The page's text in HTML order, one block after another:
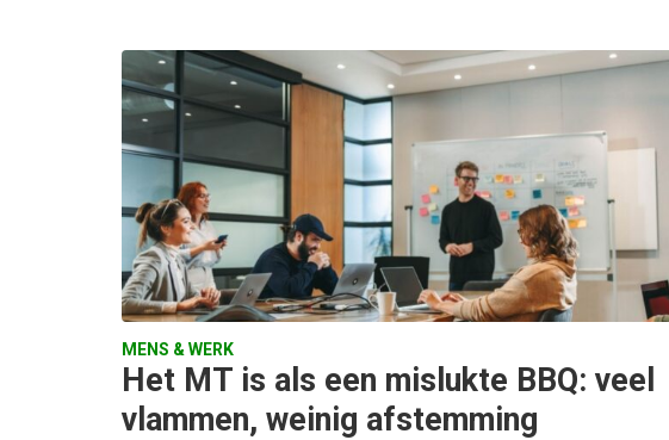
MENS & WERK
Het MT is als een mislukte BBQ: veel
vlammen, weinig afstemming